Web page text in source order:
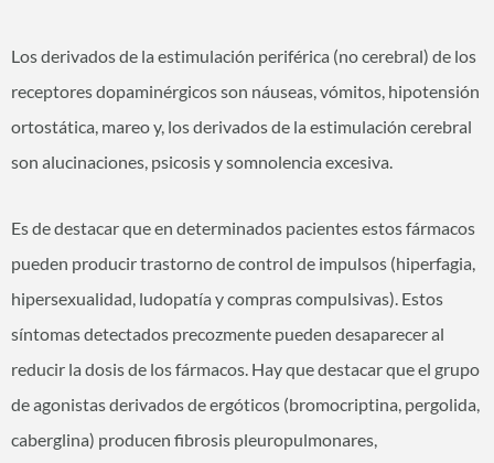
Los derivados de la estimulación periférica (no cerebral) de los
receptores dopaminérgicos son náuseas, vómitos, hipotensión
ortostática, mareo y, los derivados de la estimulación cerebral
son alucinaciones, psicosis y somnolencia excesiva.
Es de destacar que en determinados pacientes estos fármacos
pueden producir trastorno de control de impulsos (hiperfagia,
hipersexualidad, ludopatía y compras compulsivas). Estos
síntomas detectados precozmente pueden desaparecer al
reducir la dosis de los fármacos. Hay que destacar que el grupo
de agonistas derivados de ergóticos (bromocriptina, pergolida,
caberglina) producen fibrosis pleuropulmonares,